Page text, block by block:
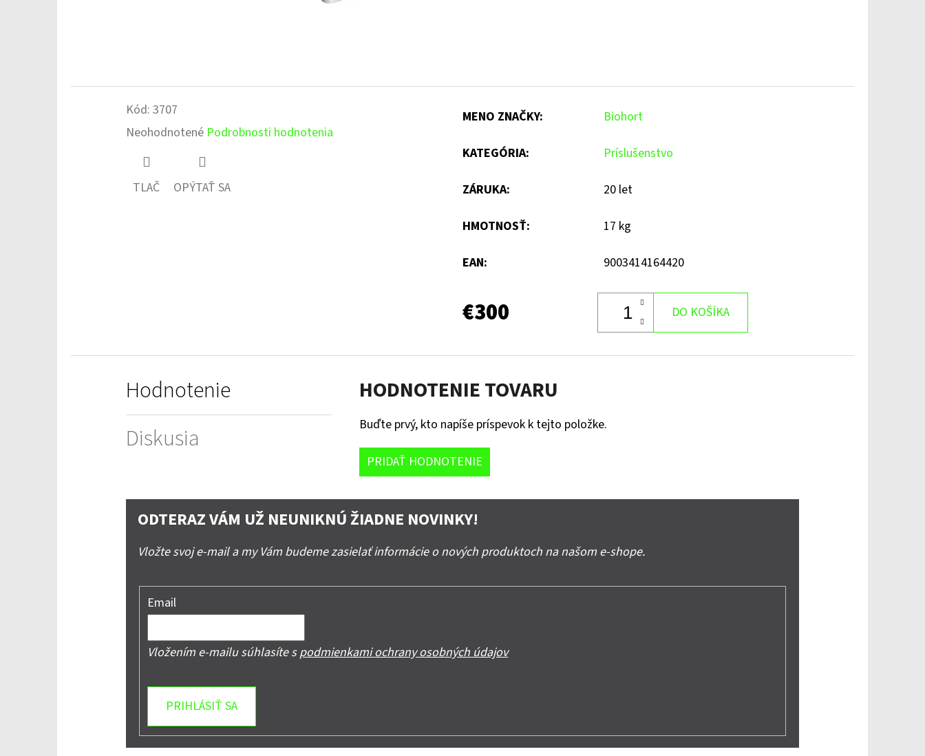
Kód: 3707
Priemerné
hodnotenie
produktu
Neohodnotené Podrobnosti hodnotenia
TLAČ OPÝTAŤ SA
MENO ZNAČKY: Biohort
KATEGÓRIA: Príslušenstvo
ZÁRUKA: 20 let
HMOTNOSŤ: 17 kg
EAN: 9003414164420
€300 DO KOŠÍKA
Hodnotenie
Diskusia
HODNOTENIE TOVARU
Buďte prvý, kto napíše príspevok k tejto položke.
PRIDAŤ HODNOTENIE
ODTERAZ VÁM UŽ NEUNIKNÚ ŽIADNE NOVINKY!
Vložte svoj e-mail a my Vám budeme zasielať informácie o nových produktoch na našom e-shope.
Email
Vložením e-mailu súhlasíte spodmienkami ochrany osobných údajov
PRIHLÁSIŤ SA